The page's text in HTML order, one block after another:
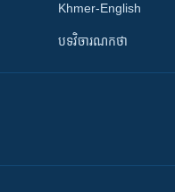
Khmer-English
បទវិចារណកថា